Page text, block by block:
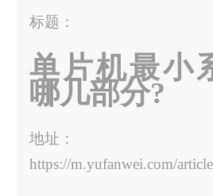
标题：
单片机最小
哪几部分?
地址：
https://m.yufanwei.com/